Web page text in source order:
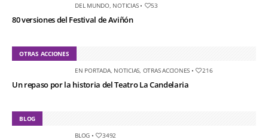
DEL MUNDO, NOTICIAS• 53
80 versiones del Festival de Aviñón
OTRAS ACCIONES
EN PORTADA, NOTICIAS OTRAS ACCIONES • 216
Un repaso por la historia del Teatro La Candelaria
BLOG
BLOG • 3492